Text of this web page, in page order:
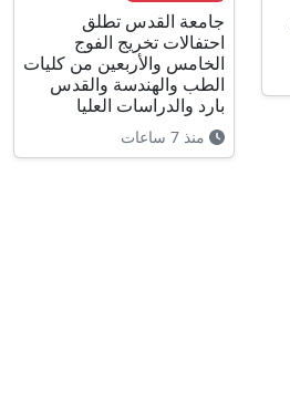
جامعة القدس تطلق
احتفالات تخريج الفوج
الخامس والأربعين من كليات
الطب والهندسة والقدس
بارد والدراسات العليا
منذ 7 ساعات